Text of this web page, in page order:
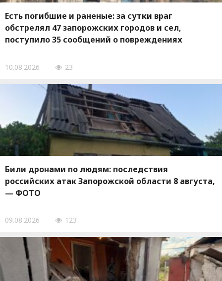
Есть погибшие и раненые: за сутки враг
обстрелял 47 запорожских городов и сел,
поступило 35 сообщений о повреждениях
10.08.2026 23
Били дронами по людям: последствия
российских атак Запорожской области 8 августа,
— ФОТО
09.08.2026 123